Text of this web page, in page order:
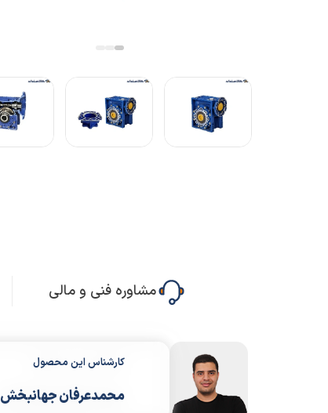
مشاوره فنی و مالی
کارشناس این محصول
محمدعرفان جهانبخش